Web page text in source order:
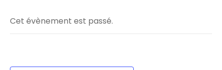
Cet évènement est passé.